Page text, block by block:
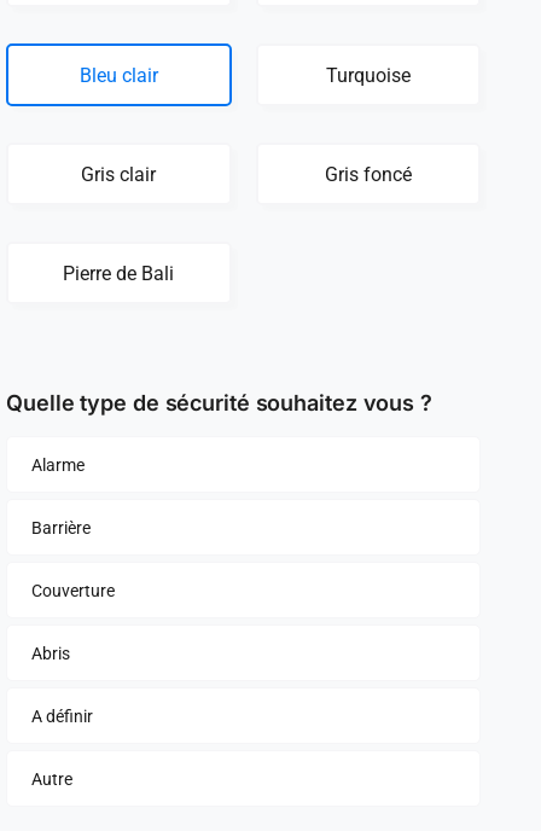
Bleu clair Turquoise
Gris clair Gris foncé
Pierre de Bali
Quelle type de sécurité souhaitez vous ?
Alarme
Barrière
Couverture
Abris
A définir
Autre